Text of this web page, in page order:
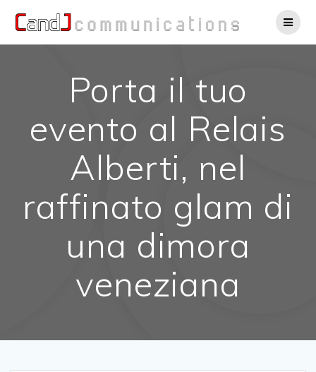
al
Porta il tuo
evento al Relais
Alberti, nel
raffinato glam di
una dimora
veneziana